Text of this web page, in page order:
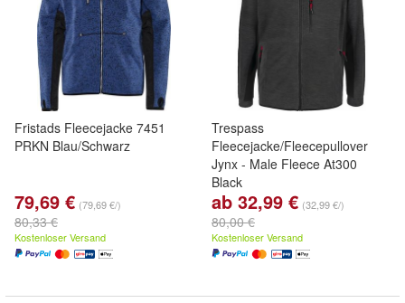
Fristads Fleecejacke 7451
PRKN Blau/Schwarz
79,69 € (79,69 €/)
80,33 €
Kostenloser Versand
Trespass
Fleecejacke/Fleecepullover
Jynx - Male Fleece At300
Black
ab 32,99 € (32,99 €/)
80,00 €
Kostenloser Versand